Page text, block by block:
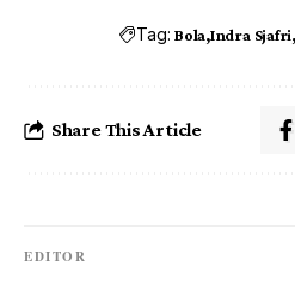
Tag: Bola Indra Sjafri
Share This Article
EDITOR